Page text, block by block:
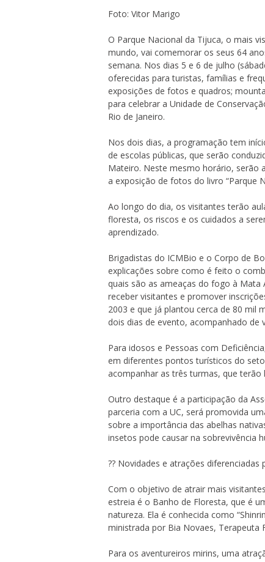
Foto: Vitor Marigo
O Parque Nacional da Tijuca, o mais
mundo, vai comemorar os seus 64
semana. Nos dias 5 e 6 de julho
oferecidas para turistas, famílias e
exposições de fotos e quadros;
para celebrar a Unidade de
Rio de Janeiro.
Nos dois dias, a programação tem
de escolas públicas, que serão
Mateiro. Neste mesmo horário, serão
a exposição de fotos do livro “Parque
Ao longo do dia, os visitantes terão
floresta, os riscos e os cuidados a
aprendizado.
Brigadistas do ICMBio e o Corpo de
explicações sobre como é feito o
quais são as ameaças do fogo à Mata
receber visitantes e promover
2003 e que já plantou cerca de 80 mil
dois dias de evento, acompanhado de
Para idosos e Pessoas com
em diferentes pontos turísticos do
acompanhar as três turmas, que terão
Outro destaque é a participação da
parceria com a UC, será promovida
sobre a importância das abelhas
insetos pode causar na sobrevivência
?? Novidades e atrações diferenciadas
Com o objetivo de atrair mais
estreia é o Banho de Floresta, que é
natureza. Ela é conhecida como
ministrada por Bia Novaes, Terapeuta
Para os aventureiros mirins, uma